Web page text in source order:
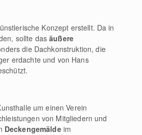
Konzept erstellt. Da in
sollte dasäußere
die Dachkonstruktion, die
erdachte und von Hans
um einen Verein
von Mitgliedern und
Deckengemälde im